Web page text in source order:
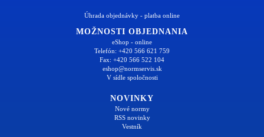
Úhrada objednávky - platba online
MOŽNOSTI OBJEDNANIA
eShop - online
Telefón: +420 566 621 759
Fax: +420 566 522 104
eshop@normservis.sk
V sídle spoločnosti
NOVINKY
Nové normy
RSS novinky
Vestník